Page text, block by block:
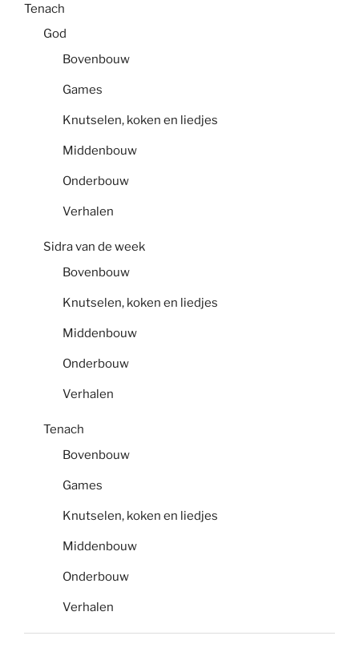
Tenach
God
Bovenbouw
Games
Knutselen, koken en liedjes
Middenbouw
Onderbouw
Verhalen
Sidra van de week
Bovenbouw
Knutselen, koken en liedjes
Middenbouw
Onderbouw
Verhalen
Tenach
Bovenbouw
Games
Knutselen, koken en liedjes
Middenbouw
Onderbouw
Verhalen